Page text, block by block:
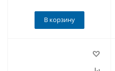
В корзину